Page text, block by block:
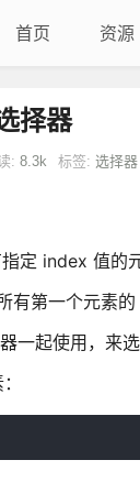
首页 资源
择器
: 8.3k 标签: 选择器
定 index 值的元
有第一个元素的
一起使用，来